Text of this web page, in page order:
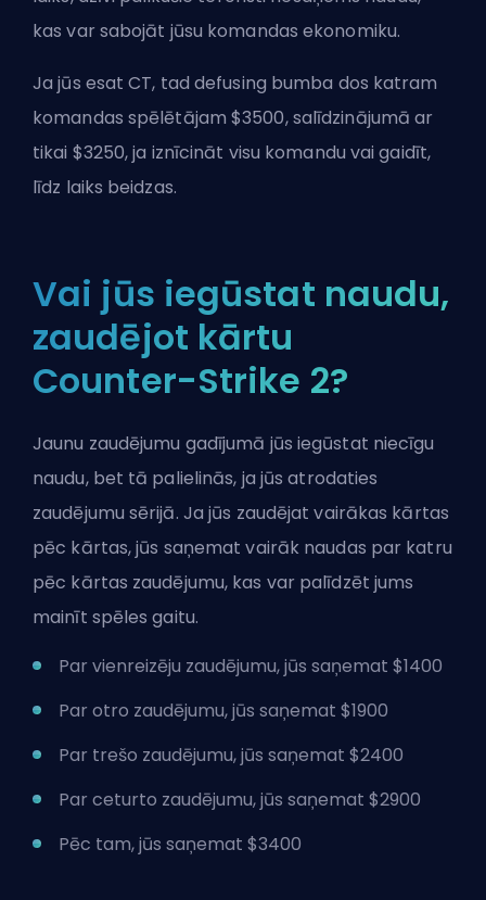
kas var sabojāt jūsu komandas ekonomiku.
Ja jūs esatCT, tad defusing bumba dos katram
komandas spēlētājam $3500, salīdzinājumā ar
tikai $3250, ja iznīcināt visu komandu vai gaidīt,
līdz laiks beidzas.
Vai jūs iegūstat naudu,
zaudējot kārtu
Counter-Strike 2?
Jaunu zaudējumu gadījumā jūs iegūstat niecīgu
naudu, bet tā palielinās, ja jūs atrodaties
zaudējumu sērijā. Ja jūs zaudējat vairākas kārtas
pēc kārtas, jūs saņemat vairāk naudas par katru
pēc kārtas zaudējumu, kas var palīdzēt jums
mainīt spēles gaitu.
Par vienreizēju zaudējumu, jūs saņemat $1400
Par otro zaudējumu, jūs saņemat $1900
Par trešo zaudējumu, jūs saņemat $2400
Par ceturto zaudējumu, jūs saņemat $2900
Pēc tam, jūs saņemat $3400